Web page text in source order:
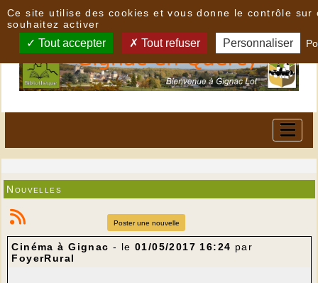
Nouvelles
Poster une nouvelle
Cinéma à Gignac - le 01/05/2017 16:24 par
FoyerRural
Ce site utilise des cookies et vous donne le contrôle sur
souhaitez activer
Tout accepter Tout refuser Personnaliser